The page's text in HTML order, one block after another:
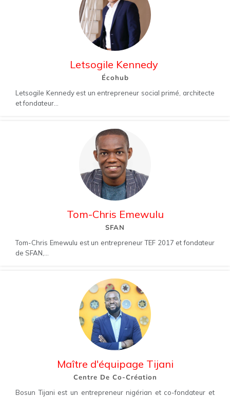
Letsogile Kennedy
Écohub
Letsogile Kennedy est un entrepreneur social primé, architecte
et fondateur...
Tom-Chris Emewulu
SFAN
Tom-Chris Emewulu est un entrepreneur TEF 2017 et fondateur
de SFAN,...
Maître d'équipage Tijani
Centre De Co-Création
Bosun Tijani est un entrepreneur nigérian et co-fondateur et